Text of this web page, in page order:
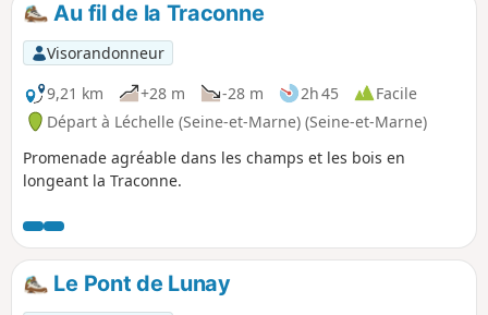
Au fil de la Traconne
Visorandonneur
9,21 km
+28 m -28 m 2h 45
Facile
Départ à Léchelle (Seine-et-Marne) (Seine-et-Marne)
Promenade agréable dans les champs et les bois en
longeant la Traconne.
Le Pont de Lunay